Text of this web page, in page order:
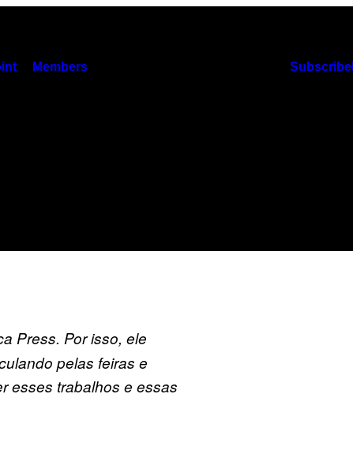
Members Subscribe
Press. Por isso, ele
pelas feiras e
esses trabalhos e essas